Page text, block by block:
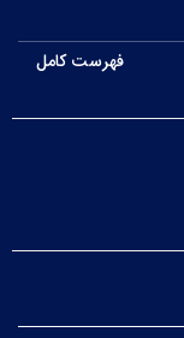
فهرست کامل